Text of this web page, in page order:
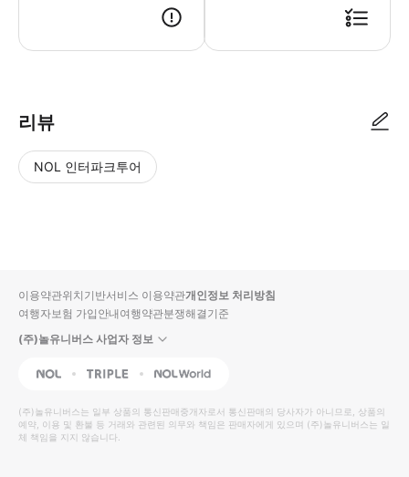
리뷰
NOL 인터파크투어
입니
다.
높
은
순
동
영
상
순
상
이용약관위치기반서비스 이용약관개인정보 처리방침
여행자보험 가입안내여행약관분쟁해결기준
(주)놀유니버스 사업자 정보
NOL Triple Interpark Global
(주)놀유니버스는 일부 상품의 통신판매중개자로서 통신판매의 당사자가 아니므로, 상품의
예약, 이용 및 환불 등 거래와 관련된 의무와 책임은 판매자에게 있으며 (주)놀유니버스는 일
체 책임을 지지 않습니다.